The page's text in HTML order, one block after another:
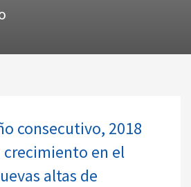
consecutivo, 2018
crecimiento en el
altas de